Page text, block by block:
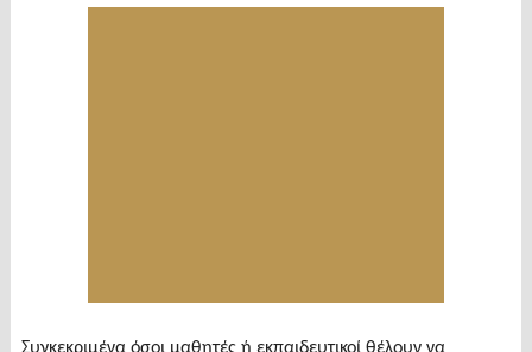
Συγκεκριμένα όσοι μαθητές ή εκπαιδευτικοί θέλουν να